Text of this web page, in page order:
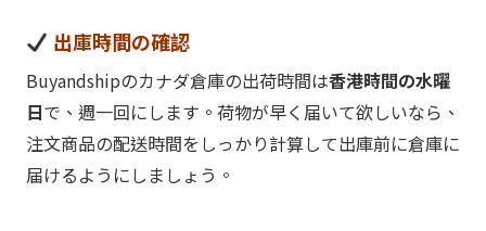
出庫時間の確認
Buyandshipのカナダ倉庫の出荷時間は香港時間の水曜
日で、週一回にします。荷物が早く届いて欲しいなら、
注文商品の配送時間をしっかり計算して出庫前に倉庫に
届けるようにしましょう。